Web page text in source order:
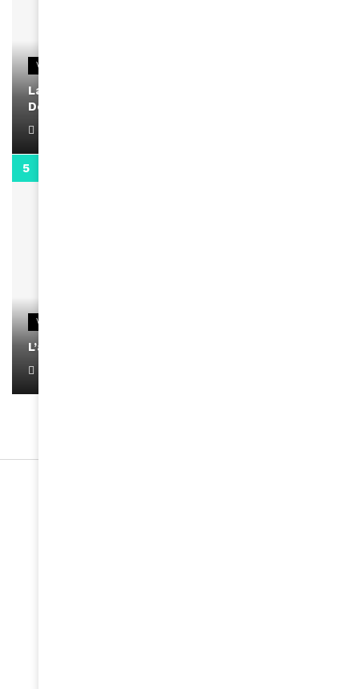
VIDEOS
La rubrique santé speciale coronavirus du
Docteur Makanda
VIDEOS
L’artiste Yoan s’exprime